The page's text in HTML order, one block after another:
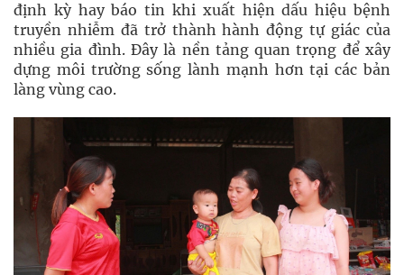
định kỳ hay báo tin khi xuất hiện dấu hiệu bệnh
truyền nhiễm đã trở thành hành động tự giác của
nhiều gia đình. Đây là nền tảng quan trọng để xây
dựng môi trường sống lành mạnh hơn tại các bản
làng vùng cao.